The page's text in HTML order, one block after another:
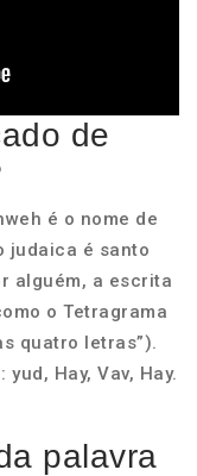
de
é o nome de
judaica é santo
alguém, a escrita
o Tetragrama
quatro letras”).
Hay, Vav, Hay.
palavra